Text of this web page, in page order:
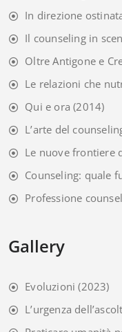
In direzione
Il counseling in
Oltre Antigone e
Le relazioni che
Qui e ora (2014)
L’arte del
Le nuove frontiere
Counseling: quale
Professione
Gallery
Evoluzioni (2023)
L’urgenza